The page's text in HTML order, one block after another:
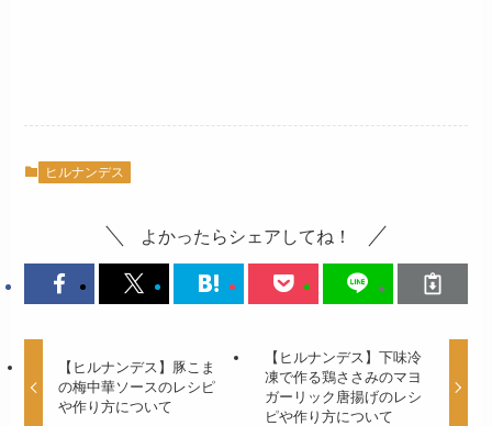
ヒルナンデス
よかったらシェアしてね！
【ヒルナンデス】豚こま
の梅中華ソースのレシピ
や作り方について
【ヒルナンデス】下味冷
凍で作る鶏ささみのマヨ
ガーリック唐揚げのレシ
ピや作り方について